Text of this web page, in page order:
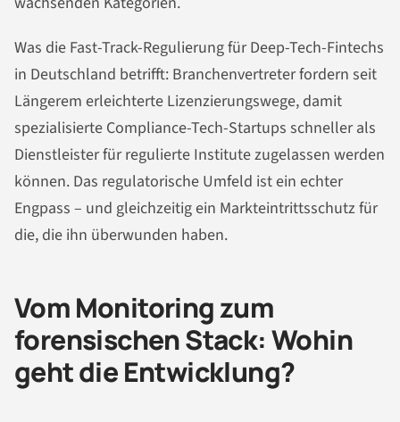
Was die Fast-Track-Regulierung für Deep-Tech-Fintechs
in Deutschland betrifft: Branchenvertreter fordern seit
Längerem erleichterte Lizenzierungswege, damit
spezialisierte Compliance-Tech-Startups schneller als
Dienstleister für regulierte Institute zugelassen werden
können. Das regulatorische Umfeld ist ein echter
Engpass – und gleichzeitig ein Markteintrittsschutz für
die, die ihn überwunden haben.
Vom Monitoring zum
forensischen Stack: Wohin
geht die Entwicklung?